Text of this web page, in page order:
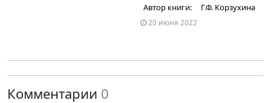
Автор книги: Г.Ф. Корзухина
20 июня 2022
Комментарии 0